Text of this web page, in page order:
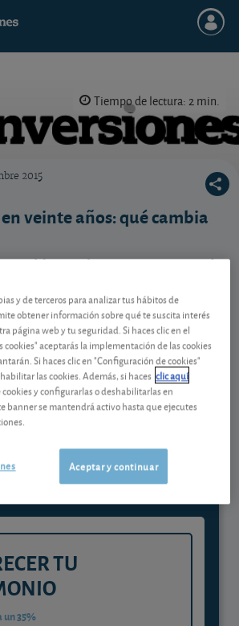
Tiempo de lectura: 2 min.
2015
veinte años: qué cambia
se abren a otros mercados
reservado a SOCIOS
dinero con visión
que cada euro trabaje
TU
un 35%
y de terceros para analizar tus hábitos de
obtener información sobre qué te suscita interés
página web y tu seguridad. Si haces clic en el
cookies" aceptarás la implementación de las cookies
Si haces clic en "Configuración de cookies"
las cookies. Además, si haces clic aquí
y configurarlas o deshabilitarlas en
banner se mantendrá activo hasta que ejecutes
Aceptar y continuar